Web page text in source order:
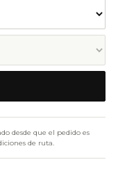
desde que el pedido es
de ruta.